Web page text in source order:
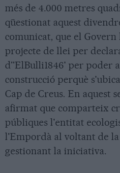
més de 4.000 metres
qüestionat aquest
comunicat, que el
projecte de llei per
d''ElBulli1846' per poder
construcció perquè
Cap de Creus. En aquest
afirmat que comparteix
públiques l'entitat
l'Empordà al voltant de la
gestionant la iniciativa.